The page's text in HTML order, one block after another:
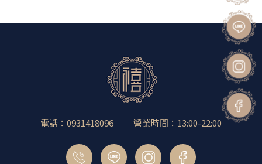
電話：0931418096 營業時間：13:00-22:00